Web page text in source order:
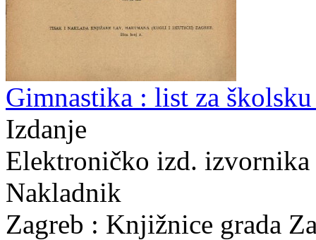
Gimnastika : list za
Izdanje
Elektroničko izd.
Nakladnik
Zagreb : Knjižnice grada